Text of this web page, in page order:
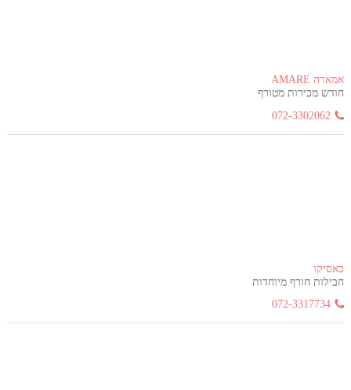
אמארה AMARE
חודש מכירות מטורף
072-3302062
באסיקו
חבילות חורף מיוחדות
072-3317734